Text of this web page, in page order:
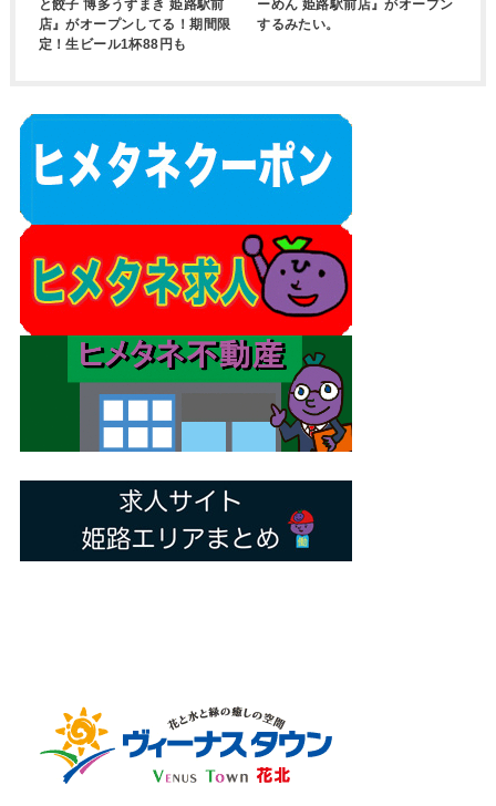
と餃子 博多うずまき 姫路駅前
店』がオープンしてる！期間限
定！生ビール1杯88円も
ーめん 姫路駅前店』がオープン
するみたい。